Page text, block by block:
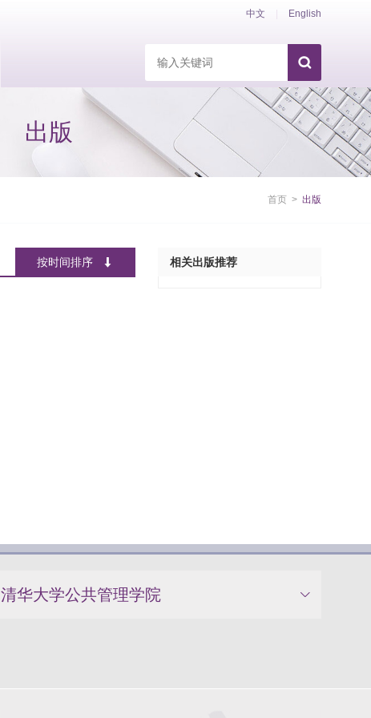
中文 English
出版
首页 > 出版
按时间排序 相关出版推荐
清华大学公共管理学院